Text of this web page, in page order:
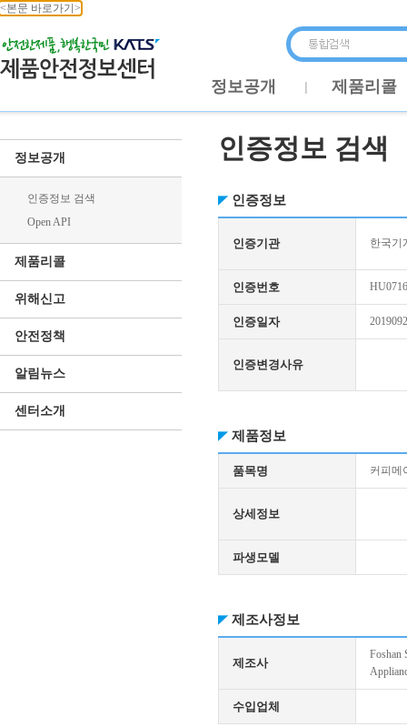
<본문 바로가기>
정보공개 제품리콜
정보공개
인증정보 검색
Open API
제품리콜
위해신고
안전정책
알림뉴스
센터소개
인증정보 검색
인증정보
인증기관 한국기
인증번호
인증일자
인증변경사유
제품정보
품목명 커피메
상세정보
파생모델
제조사정보
제조사
Foshan
수입업체